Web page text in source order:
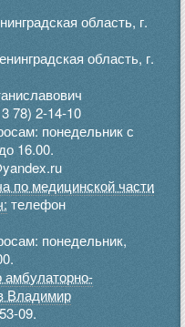
область, г.
область, г.
78) 2-14-10
понедельник с
16.00.
по медицинской части
телефон
понедельник,
амбулаторно-
Владимир
09.